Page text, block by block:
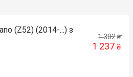
(Z52) (2014-...) з
1 302₴
1 237 ₴